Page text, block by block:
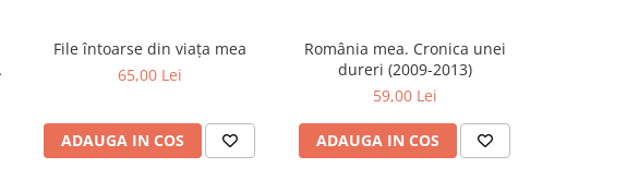
File întoarse din viața mea
65,00 Lei
ADAUGA IN COS
România mea. Cronica unei
dureri (2009-2013)
59,00 Lei
ADAUGA IN COS